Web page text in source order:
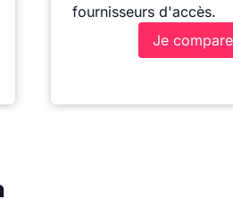
fournisseurs d'accès.
Je